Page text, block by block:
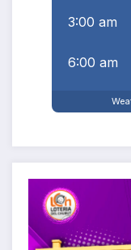
3:00 am
6:00 am